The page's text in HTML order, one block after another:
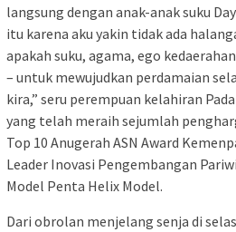
langsung dengan anak-anak suku
itu karena aku yakin tidak ada
apakah suku, agama, ego
– untuk mewujudkan perdamaian
kira,” seru perempuan kelahiran
yang telah meraih sejumlah
Top 10 Anugerah ASN Award
Leader Inovasi Pengembangan
Model Penta Helix Model.
Dari obrolan menjelang senja di